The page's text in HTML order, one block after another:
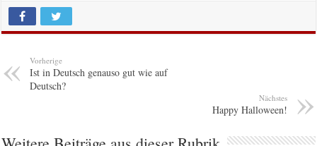
Vorherige
Ist in Deutsch genauso gut wie auf
Deutsch?
Nächstes
Happy Halloween!